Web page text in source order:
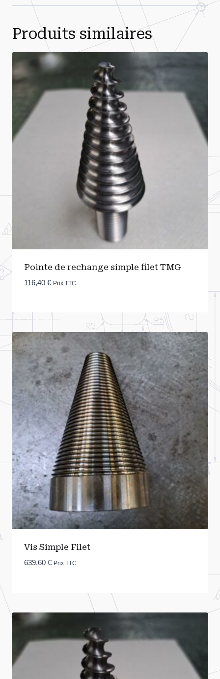
Produits similaires
Pointe de rechange simple filet TMG
116,40 € Prix TTC
Vis Simple Filet
639,60 € Prix TTC